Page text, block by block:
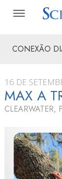
CONEXÃO
16 DE
MAX A
CLEARWATER,